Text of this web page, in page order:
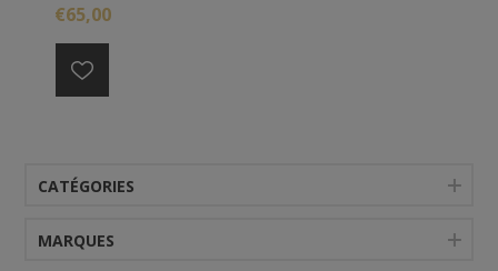
€65,00
CATÉGORIES
MARQUES